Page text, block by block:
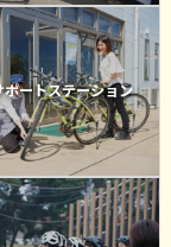
ートステーション